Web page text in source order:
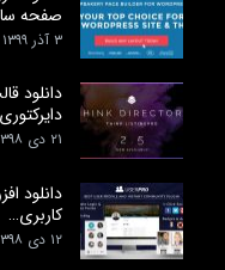
صفحه
۳ آذر ۱۳۹۹
۲۱ دی ۱۳۹۸
کاربری…
۱۲ دی ۱۳۹۸